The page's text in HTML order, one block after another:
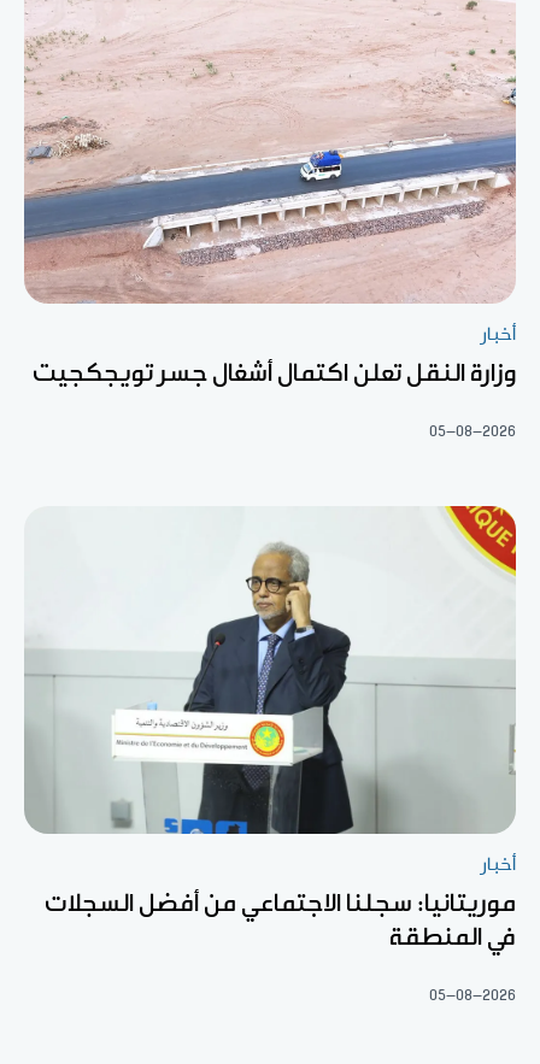
أخبار
وزارة النقل تعلن اكتمال أشغال جسر تويجكجيت
05-08-2026
أخبار
موريتانيا: سجلنا الاجتماعي من أفضل السجلات
في المنطقة
05-08-2026